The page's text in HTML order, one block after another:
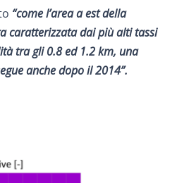
“come l’area a est della
caratterizzata dai più alti tassi
tra gli 0.8 ed 1.2 km, una
anche dopo il 2014”.